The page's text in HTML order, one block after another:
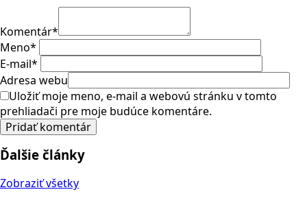
Komentár*
Meno*
E-mail*
Adresa webu
Uložiť moje meno, e-mail a webovú stránku v tomto
prehliadači pre moje budúce komentáre.
Ďalšie články
Zobraziť všetky